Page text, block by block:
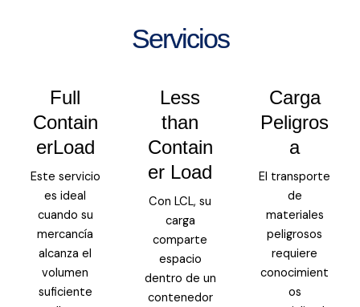
Servicios
Full
Contain
erLoad
Este servicio
es ideal
cuando su
mercancía
alcanza el
volumen
suficiente
Less
than
Contain
er Load
Con LCL, su
carga
comparte
espacio
dentro de un
contenedor
Carga
Peligros
a
El transporte
de
materiales
peligrosos
requiere
conocimient
os